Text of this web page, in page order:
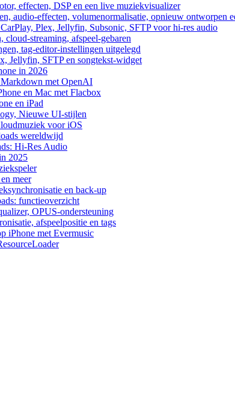
effecten, DSP en een live muziekvisualizer
audio-effecten, volumenormalisatie, opnieuw ontworpen
Plex, Jellyfin, Subsonic, SFTP voor hi-res audio
streaming, afspeel-gebaren
tag-editor-instellingen uitgelegd
Jellyfin, SFTP en songtekst-widget
in 2026
met OpenAI
en Mac met Flacbox
en iPad
Nieuwe UI-stijlen
voor iOS
wereldwijd
Hi-Res Audio
2025
meer
en back-up
functieoverzicht
OPUS-ondersteuning
afspeelpositie en tags
iPhone met Evermusic